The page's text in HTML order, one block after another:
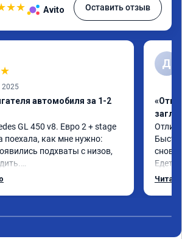
★★ Avito Оставить отзыв
★
2025
автомобиля за 1-2
GL 450 v8. Евро 2 + stage
поехала, как мне нужно:
подхваты с низов,
в авто! 🔥
Д
снова
Едет